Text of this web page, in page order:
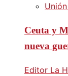
Ceuta y
nueva
Editor La